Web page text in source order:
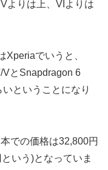
よりは上、VIよりは
Xperiaでいうと、
VとSnapdragon 6
ということになり
での価格は32,800円
いう)となっていま